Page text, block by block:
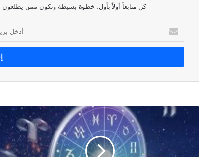
كن متابعاً أولاً بأول، خطوة بسيطة وتكون ممن يطلعون
بريدك
الإلكتروني
توقعات
الأبراج